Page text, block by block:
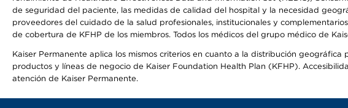
de seguridad del paciente, las medidas de calidad del hospital y la necesidad
proveedores del cuidado de la salud profesionales, institucionales y
de cobertura de KFHP de los miembros. Todos los médicos del grupo médico de
Kaiser Permanente aplica los mismos criterios en cuanto a la distribución
productos y líneas de negocio de Kaiser Foundation Health Plan (KFHP).
atención de Kaiser Permanente.